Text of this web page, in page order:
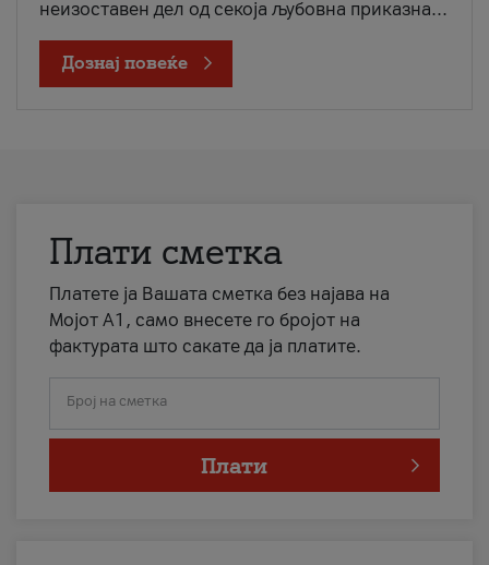
неизоставен дел од секоја љубовна приказна...
Дознај повеќе
Плати сметка
Платете ја Вашата сметка без најава на
Мојот А1, само внесете го бројот на
фактурата што сакате да ја платите.
Број на сметка
Плати